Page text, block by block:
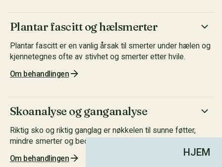
Plantar fascitt og hælsmerter
Plantar fascitt er en vanlig årsak til smerter under hælen og
kjennetegnes ofte av stivhet og smerter etter hvile.
Om behandlingen
Skoanalyse og ganganalyse
Riktig sko og riktig ganglag er nøkkelen til sunne føtter,
mindre smerter og bedre bevegelse.
Om behandlingen
HJEM